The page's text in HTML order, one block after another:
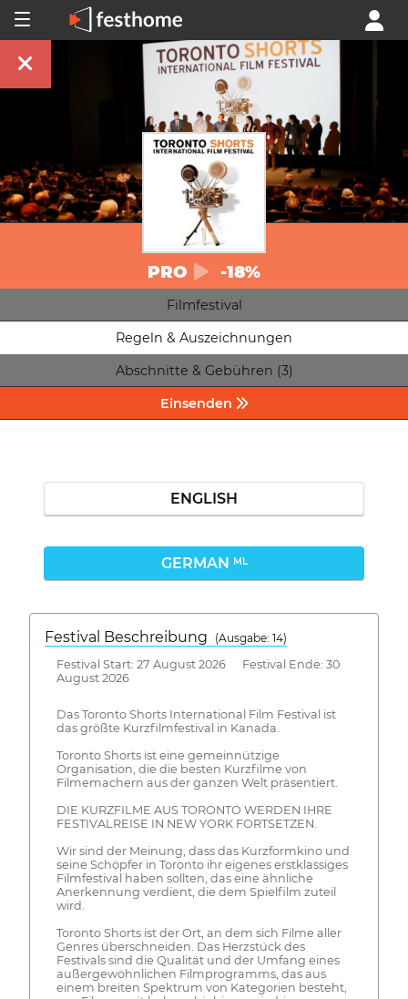
PRO -18%
Filmfestival
Regeln & Auszeichnungen
Abschnitte & Gebühren (3)
Einsenden
ENGLISH
GERMAN ML
Festival Beschreibung
(Ausgabe: 14)
Festival Start: 27 August 2026 Festival Ende: 30
August 2026
Das Toronto Shorts International Film Festival ist
das größte Kurzfilmfestival in Kanada.
Toronto Shorts ist eine gemeinnützige
Organisation, die die besten Kurzfilme von
Filmemachern aus der ganzen Welt präsentiert.
DIE KURZFILME AUS TORONTO WERDEN IHRE
FESTIVALREISE IN NEW YORK FORTSETZEN.
Wir sind der Meinung, dass das Kurzformkino und
seine Schöpfer in Toronto ihr eigenes erstklassiges
Filmfestival haben sollten, das eine ähnliche
Anerkennung verdient, die dem Spielfilm zuteil
wird.
Toronto Shorts ist der Ort, an dem sich Filme aller
Genres überschneiden. Das Herzstück des
Festivals sind die Qualität und der Umfang eines
außergewöhnlichen Filmprogramms, das aus
einem breiten Spektrum von Kategorien besteht,